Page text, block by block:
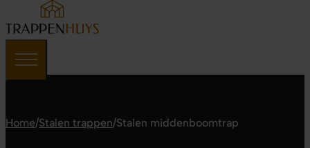
Home/Stalen trappen/Stalen middenboomtrap